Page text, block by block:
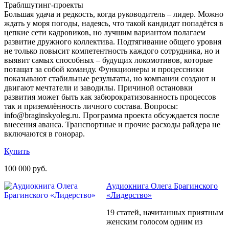
Траблшутинг-проекты
Большая удача и редкость, когда руководитель – лидер. Можно
ждать у моря погоды, надеясь, что такой кандидат попадётся в
цепкие сети кадровиков, но лучшим вариантом полагаем
развитие дружного коллектива. Подтягивание общего уровня
не только повысит компетентность каждого сотрудника, но и
выявит самых способных – будущих локомотивов, которые
потащат за собой команду. Функционеры и процессники
показывают стабильные результаты, но компании создают и
двигают мечтатели и заводилы. Причиной остановки
развития может быть как забюрократизованность процессов
так и приземлённость личного состава. Вопросы:
info@braginskyoleg.ru. Программа проекта обсуждается после
внесения аванса. Транспортные и прочие расходы райдера не
включаются в гонорар.
Купить
100 000 руб.
Аудиокнига Олега Брагинского
«Лидерство»
19 статей, начитанных приятным
женским голосом одним из